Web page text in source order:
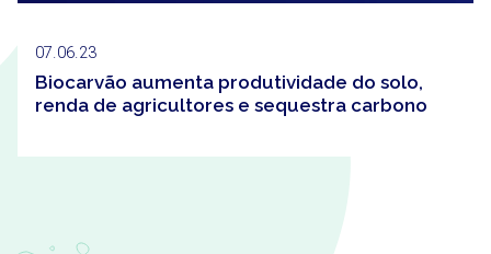
07.06.23
Biocarvão aumenta produtividade do solo,
renda de agricultores e sequestra carbono